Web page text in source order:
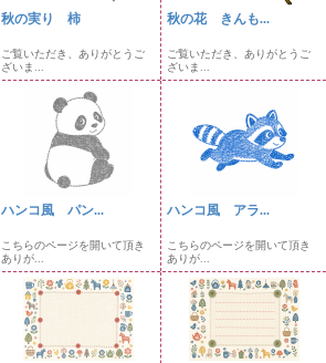
秋の実り 柿
ご覧いただき、ありがとうご
ざいま...
秋の花 きんも...
ご覧いただき、ありがとうご
ざいま...
ハンコ風 パン...
こちらのページを開いて頂き
ありが...
ハンコ風 アラ...
こちらのページを開いて頂き
ありが...